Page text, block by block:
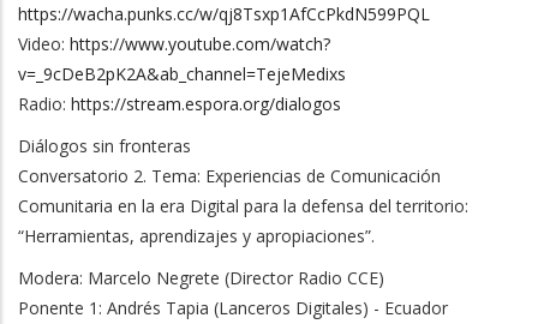
https://wacha.punks.cc/w/qj8Tsxp1AfCcPkdN599PQL
Video: https://www.youtube.com/watch?
v=_9cDeB2pK2A&ab_channel=TejeMedixs
Radio: https://stream.espora.org/dialogos
Diálogos sin fronteras
Conversatorio 2. Tema: Experiencias de Comunicación
Comunitaria en la era Digital para la defensa del territorio:
“Herramientas, aprendizajes y apropiaciones”.
Modera: Marcelo Negrete (Director Radio CCE)
Ponente 1: Andrés Tapia (Lanceros Digitales) - Ecuador